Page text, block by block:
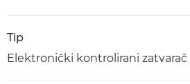
Tip
Elektronički kontrolirani zatvarač